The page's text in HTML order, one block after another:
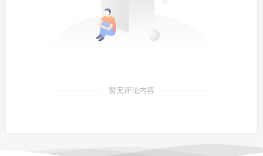
暂无评论内容